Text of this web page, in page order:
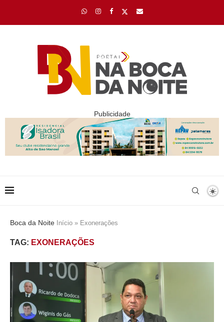
Publicidade
Boca da Noite Início » Exonerações
TAG: EXONERAÇÕES